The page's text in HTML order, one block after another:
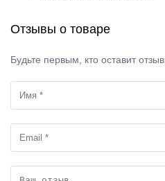
Отзывы о товаре
Будьте первым, кто оставит отзыв.